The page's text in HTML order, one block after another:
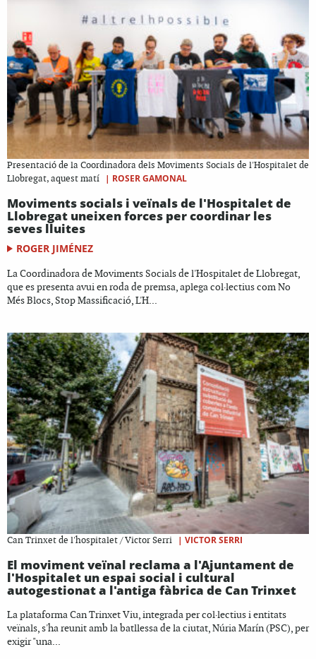
Presentació de la Coordinadora dels Moviments Socials de l'Hospitalet de
Llobregat, aquest matí
| ROSER GAMONAL
Moviments socials i veïnals de l'Hospitalet de
Llobregat uneixen forces per coordinar les
seves lluites
ROGER JIMÉNEZ
La Coordinadora de Moviments Socials de l'Hospitalet de Llobregat,
que es presenta avui en roda de premsa, aplega col·lectius com No
Més Blocs, Stop Massificació, L'H...
Can Trinxet de l'hospitalet / Victor Serri | VICTOR SERRI
El moviment veïnal reclama a l'Ajuntament de
l'Hospitalet un espai social i cultural
autogestionat a l'antiga fàbrica de Can Trinxet
La plataforma Can Trinxet Viu, integrada per col·lectius i entitats
veïnals, s'ha reunit amb la batllessa de la ciutat, Núria Marín (PSC), per
exigir "una...